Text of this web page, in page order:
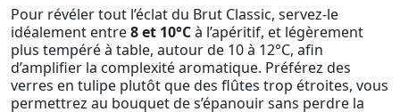
Pour révéler tout l’éclat du Brut Classic, servez-le
idéalement entre8 et 10°Cà l’apéritif, et légèrement
plus tempéré à table, autour de 10 à 12°C, afin
d’amplifier la complexité aromatique. Préférez des
verres en tulipe plutôt que des flûtes trop étroites, vous
permettrez au bouquet de s’épanouir sans perdre la